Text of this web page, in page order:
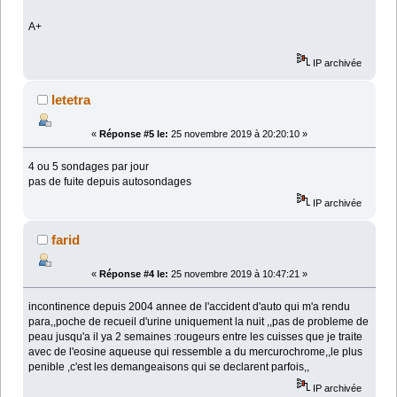
A+
IP archivée
letetra
« Réponse #5 le: 25 novembre 2019 à 20:20:10 »
4 ou 5 sondages par jour
pas de fuite depuis autosondages
IP archivée
farid
« Réponse #4 le: 25 novembre 2019 à 10:47:21 »
incontinence depuis 2004 annee de l'accident d'auto qui m'a rendu
para,,poche de recueil d'urine uniquement la nuit ,,pas de probleme de
peau jusqu'a il ya 2 semaines :rougeurs entre les cuisses que je traite
avec de l'eosine aqueuse qui ressemble a du mercurochrome,,le plus
penible ,c'est les demangeaisons qui se declarent parfois,,
IP archivée